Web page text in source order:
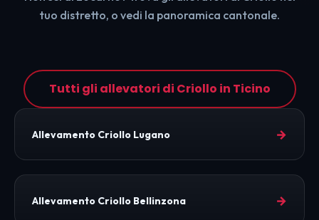
tuo distretto, o vedi la panoramica cantonale.
Tutti gli allevatori di Criollo in Ticino
Allevamento Criollo Lugano →
Allevamento Criollo Bellinzona →